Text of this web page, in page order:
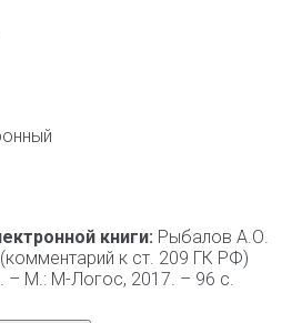
книги: Рыбалов А.О.
к ст. 209 ГК РФ)
– М.: М-Логос, 2017. – 96 с.